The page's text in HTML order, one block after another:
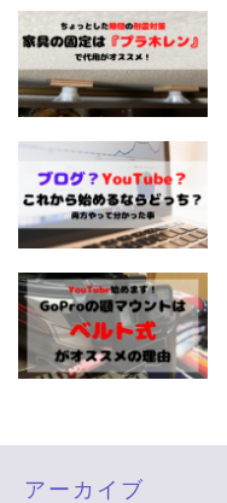
アーカイブ